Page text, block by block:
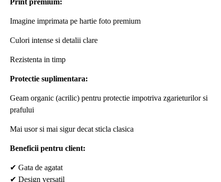
Print premium:
Imagine imprimata pe hartie foto premium
Culori intense si detalii clare
Rezistenta in timp
Protectie suplimentara:
Geam organic (acrilic) pentru protectie impotriva zgarieturilor si
prafului
Mai usor si mai sigur decat sticla clasica
Beneficii pentru client:
✔ Gata de agatat
✔ Design versatil